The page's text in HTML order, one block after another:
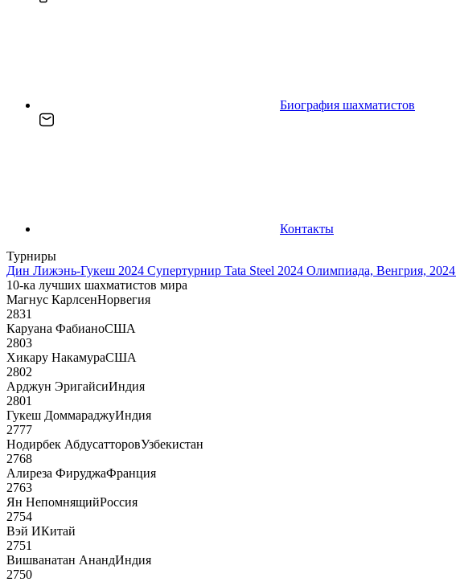
Биография шахматистов
Контакты
Турниры
Дин Лижэнь-Гукеш 2024 Супертурнир Tata Steel 2024 Олимпиада, Венгрия, 2024
10-ка лучших шахматистов мира
Магнус КарлсенНорвегия
2831
Каруана ФабианоСША
2803
Хикару НакамураСША
2802
Арджун ЭригайсиИндия
2801
Гукеш ДоммараджуИндия
2777
Нодирбек АбдусатторовУзбекистан
2768
Алиреза ФируджаФранция
2763
Ян НепомнящийРоссия
2754
Вэй ИКитай
2751
Вишванатан АнандИндия
2750